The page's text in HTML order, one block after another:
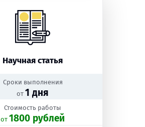
Научная статья
Сроки выполнения
от 1 дня
Стоимость работы
oт 1800 рублей